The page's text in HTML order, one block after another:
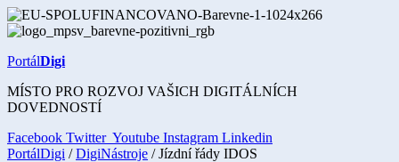
Přejít
k
PortálDigi
MÍSTO PRO ROZVOJ VAŠICH DIGITÁLNÍCH
DOVEDNOSTÍ
Facebook Twitter Youtube Instagram Linkedin
PortálDigi /DigiNástroje / Jízdní řády IDOS